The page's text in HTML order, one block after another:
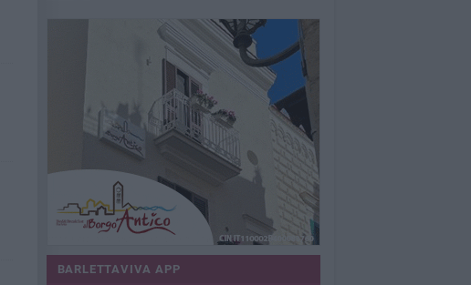
BARLETTAVIVA APP